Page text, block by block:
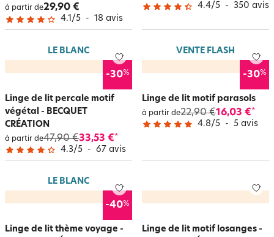
à partir de29,90 €
4.1/5 - 18 avis
4.4/5 - 350 avis
LE BLANC
-30%
Linge de lit percale motif
végétal - BECQUET
CRÉATION
à partir de47,90 €33,53 €*
4.3/5 - 67 avis
VENTE FLASH
-30%
Linge de lit motif parasols
à partir de22,90 €16,03 €*
4.8/5 - 5 avis
LE BLANC
-40%
Linge de lit thème voyage -
Linge de lit motif losanges -